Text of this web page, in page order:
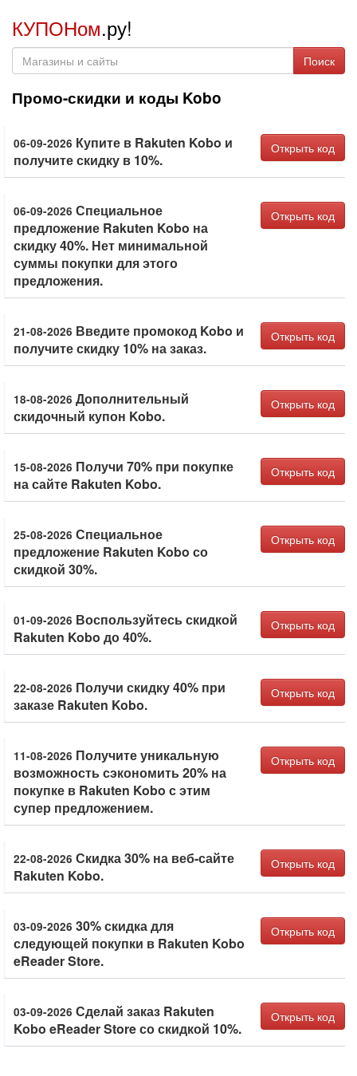
КУПОНом.ру!
Поиск
Промо-скидки и коды Kobo
06-09-2026 Купите в Rakuten Kobo и
получите скидку в 10%.
Открыть код
06-09-2026 Специальное
предложение Rakuten Kobo на
скидку 40%. Нет минимальной
суммы покупки для этого
предложения.
Открыть код
21-08-2026 Введите промокод Kobo и
получите скидку 10% на заказ.
Открыть код
18-08-2026 Дополнительный
скидочный купон Kobo.
Открыть код
15-08-2026 Получи 70% при покупке
на сайте Rakuten Kobo.
Открыть код
25-08-2026 Специальное
предложение Rakuten Kobo со
скидкой 30%.
Открыть код
01-09-2026 Воспользуйтесь скидкой
Rakuten Kobo до 40%.
Открыть код
22-08-2026 Получи скидку 40% при
заказе Rakuten Kobo.
Открыть код
11-08-2026 Получите уникальную
возможность сэкономить 20% на
покупке в Rakuten Kobo с этим
супер предложением.
Открыть код
22-08-2026 Скидка 30% на веб-сайте
Rakuten Kobo.
Открыть код
03-09-2026 30% скидка для
следующей покупки в Rakuten Kobo
eReader Store.
Открыть код
03-09-2026 Сделай заказ Rakuten
Kobo eReader Store со скидкой 10%.
Открыть код